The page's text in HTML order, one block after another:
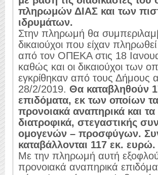
πληρωμών ΔΙΑΣ και των
ιδρυμάτων.
Στην πληρωμή θα
δικαιούχοι που είχαν
από τον ΟΠΕΚΑ στις 18
καθώς και οι δικαιούχοι των
εγκρίθηκαν από τους
28/2/2019. Θα καταβληθούν
επιδόματα, εκ των οποίων τα
προνοιακά αναπηρικά και τα
διατροφικά, στεγαστικής
ομογενών – προσφύγων.
καταβάλλονται 117 εκ. ευρώ.
Με την πληρωμή αυτή
προνοιακά αναπηρικά